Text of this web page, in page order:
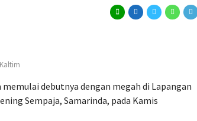
debutnya dengan megah di Lapangan
Sempaja, Samarinda, pada Kamis